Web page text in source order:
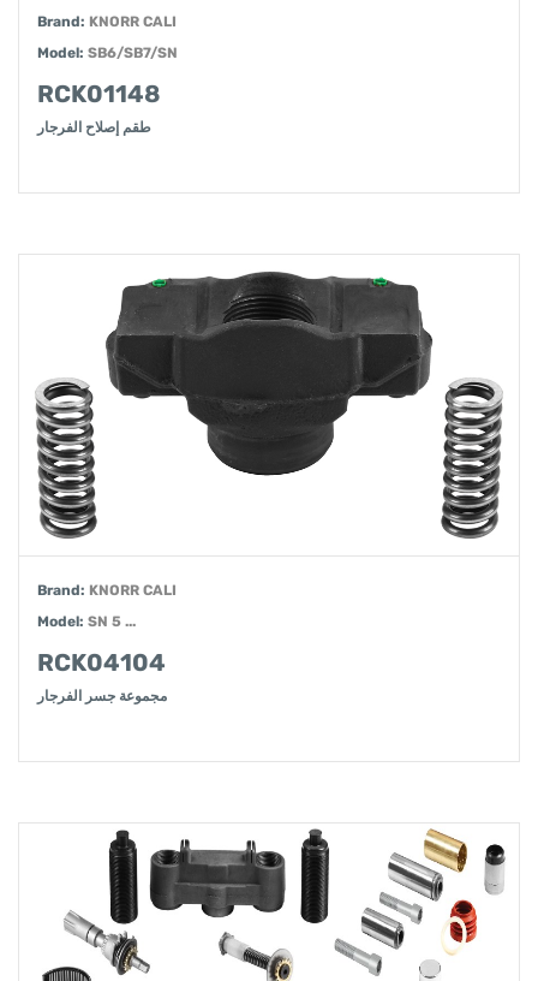
Brand: KNORR CALI
Model: SB6/SB7/SN
RCK01148
طقم إصلاح الفرجار
Brand: KNORR CALI
Model: SN 5 ...
RCK04104
مجموعة جسر الفرجار